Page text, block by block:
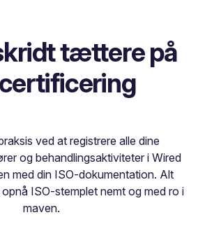
tættere på
ved at registrere alle dine
og behandlingsaktiviteter i Wired
med din ISO-dokumentation. Alt
ISO-stemplet nemt og med ro i
maven.